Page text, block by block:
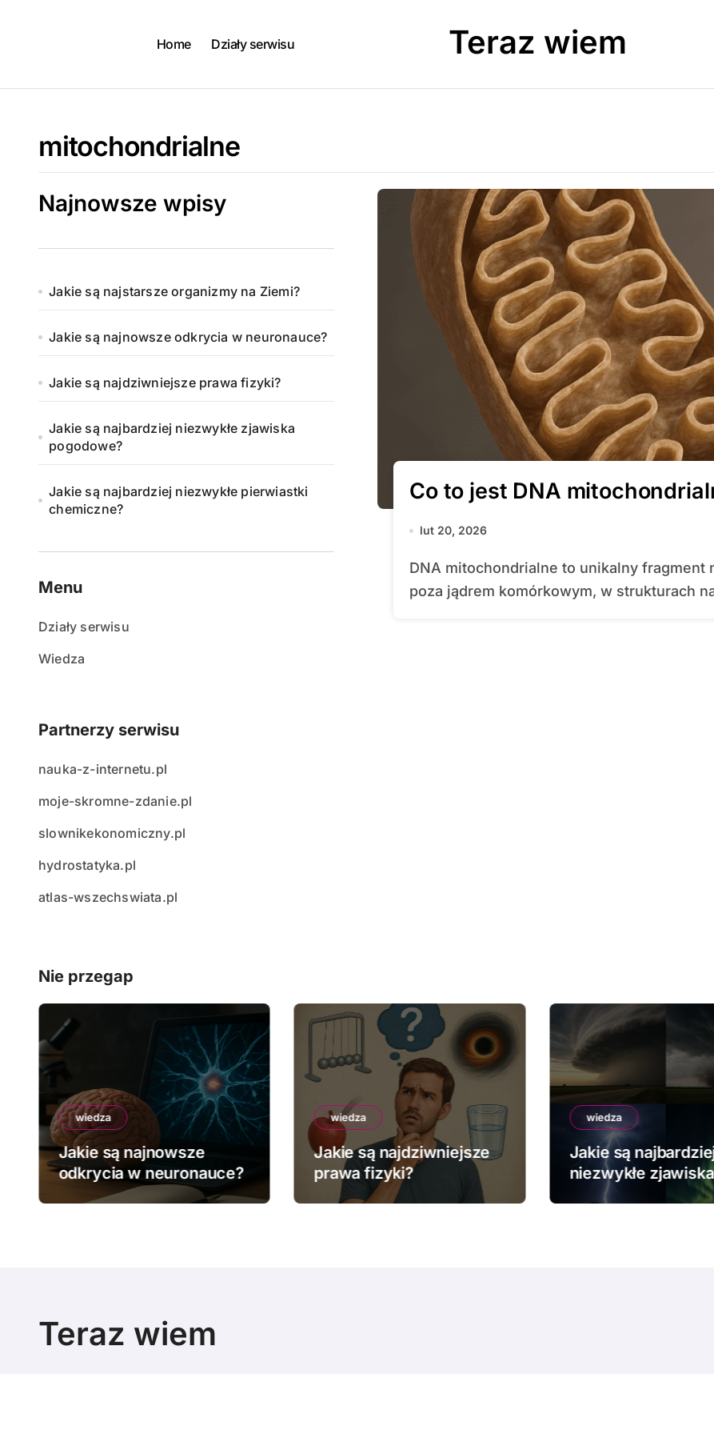
Home Działy serwisu Teraz wiem
mitochondrialne
Najnowsze wpisy
Jakie są najstarsze organizmy na Ziemi?
Jakie są najnowsze odkrycia w neuronauce?
Jakie są najdziwniejsze prawa fizyki?
Jakie są najbardziej niezwykłe zjawiska
pogodowe?
Jakie są najbardziej niezwykłe pierwiastki
chemiczne?
Menu
Działy serwisu
Wiedza
Partnerzy serwisu
nauka-z-internetu.pl
moje-skromne-zdanie.pl
slownikekonomiczny.pl
hydrostatyka.pl
atlas-wszechswiata.pl
Co to jest DNA
lut 20, 2026
DNA mitochondrialne to unikalny fragment materiału genetycznego, znajdujący się
poza jądrem komórkowym, w strukturach
Nie przegap
wiedza
Jakie są najnowsze
odkrycia w neuronauce?
wiedza
Jakie są najdziwniejsze
prawa fizyki?
wiedza
Jakie są
niezwykłe zjawiska
pogodowe?
Teraz wiem